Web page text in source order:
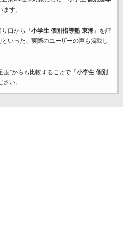
す。
口から「 小学生 個別指導塾 東海」を評
いった、実際のユーザーの声も掲載し
度”からも比較することで「 小学生 個別
い。